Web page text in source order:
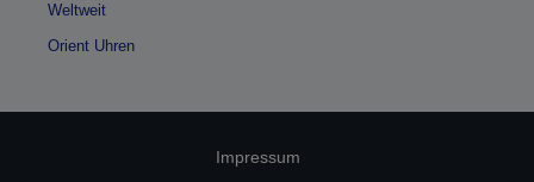
Weltweit
Orient Uhren
Impressum